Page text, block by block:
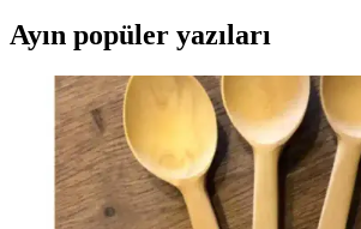
Ayın popüler yazıları